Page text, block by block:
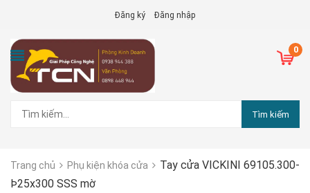
Đăng ký Đăng nhập
0
Tìm kiếm
Trang chủ Phụ kiện khóa cửa
Tay cửa VICKINI 69105.300-
Þ25x300 SSS mờ